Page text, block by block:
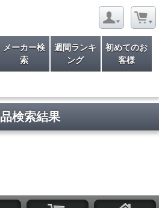
メーカー検
索
週間ランキ
ング
初めてのお
客様
検索結果